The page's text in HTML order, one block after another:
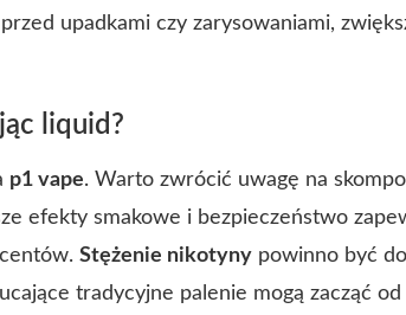
upadkami czy zarysowaniami,
liquid?
p1 vape. Warto zwrócić uwagę na
efekty smakowe i bezpieczeństwo
Stężenie nikotyny powinno być
tradycyjne palenie mogą zacząć od